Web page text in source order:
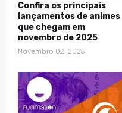
Confira os principais
lançamentos de animes
que chegam em
novembro de 2025
Novembro 02, 2025